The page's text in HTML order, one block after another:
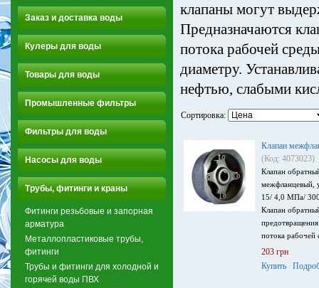
Заказ и доставка воды
Кулеры для воды
Товары для воды
Промышленные фильтры
Фильтры для воды
Насосы для воды
Трубы, фитинги и краны
Фитинги резьбовые и запорная
арматура
Металлопластиковые трубы,
фитинги
Трубы и фитинги для холодной и
горячей воды ПВХ
клапаны могут
Предназначаются
потока рабочей
диаметру.
нефтью, слабыми
Сортировка:
Клапан
(Код: 4073023)
Клапан
межфланцевый,
15/ 4,0 МПа/
Клапан
потока рабочей
203 грн
Купить